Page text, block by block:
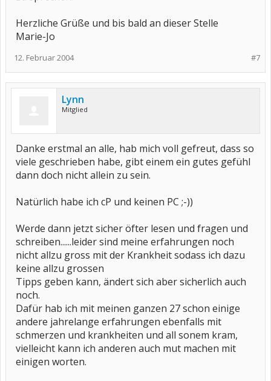
Herzliche Grüße und bis bald an dieser Stelle
Marie-Jo
#7
12. Februar 2004
Lynn
Mitglied
Danke erstmal an alle, hab mich voll gefreut, dass so
viele geschrieben habe, gibt einem ein gutes gefühl
dann doch nicht allein zu sein.
Natürlich habe ich cP und keinen PC ;-))
Werde dann jetzt sicher öfter lesen und fragen und
schreiben......leider sind meine erfahrungen noch
nicht allzu gross mit der Krankheit sodass ich dazu
keine allzu grossen
Tipps geben kann, ändert sich aber sicherlich auch
noch.
Dafür hab ich mit meinen ganzen 27 schon einige
andere jahrelange erfahrungen ebenfalls mit
schmerzen und krankheiten und all sonem kram,
vielleicht kann ich anderen auch mut machen mit
einigen worten.